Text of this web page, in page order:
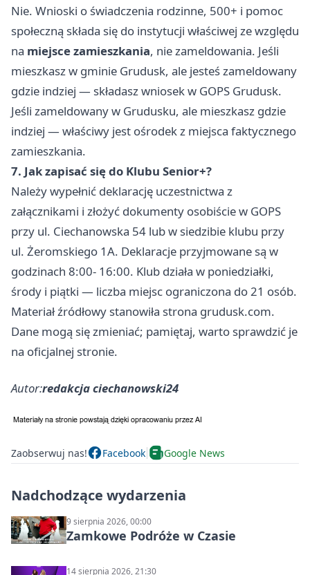
Nie. Wnioski o świadczenia rodzinne, 500+ i pomoc
społeczną składa się do instytucji właściwej ze względu
na miejsce zamieszkania, nie zameldowania. Jeśli
mieszkasz w gminie Grudusk, ale jesteś zameldowany
gdzie indziej — składasz wniosek w GOPS Grudusk.
Jeśli zameldowany w Grudusku, ale mieszkasz gdzie
indziej — właściwy jest ośrodek z miejsca faktycznego
zamieszkania.
7. Jak zapisać się do Klubu Senior+?
Należy wypełnić deklarację uczestnictwa z
załącznikami i złożyć dokumenty osobiście w GOPS
przy ul. Ciechanowska 54 lub w siedzibie klubu przy
ul. Żeromskiego 1A. Deklaracje przyjmowane są w
godzinach 8:00- 16:00. Klub działa w poniedziałki,
środy i piątki — liczba miejsc ograniczona do 21 osób.
Materiał źródłowy stanowiła strona grudusk.com.
Dane mogą się zmieniać; pamiętaj, warto sprawdzić je
na oficjalnej stronie.
Autor:redakcja ciechanowski24
Zaobserwuj nas! Facebook Google News
Nadchodzące wydarzenia
9 sierpnia 2026, 00:00
Zamkowe Podróże w Czasie
14 sierpnia 2026, 21:30